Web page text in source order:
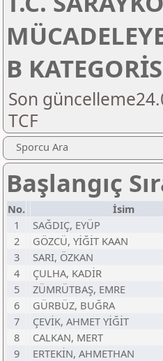
B
Son
TCF
Sporcu Ara
Başlangıç
No. İsim
1
SAĞDIÇ, EYÜP
2
GÖZCÜ, YİĞİT KAAN
3
SARI, ÖZKAN
4
ÇULHA, KADİR
5
ZÜMRÜTBAŞ, EMRE
6
GÜRBÜZ, BUĞRA
7
ÇEVİK, AHMET YİĞİT
8
CALKAN, MERT
9
ERTEKİN, AHMETHAN